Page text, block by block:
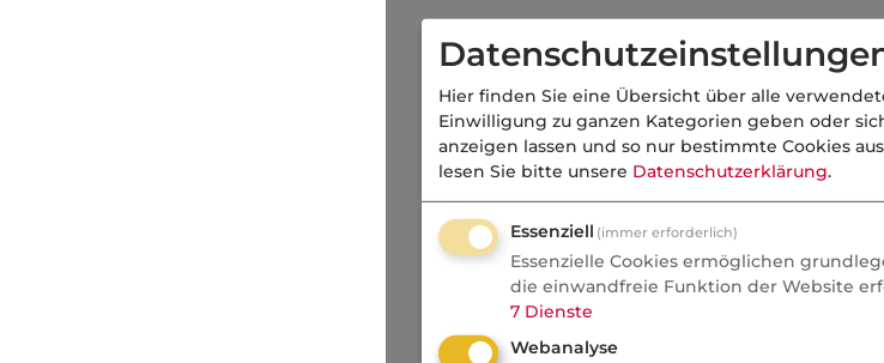
Hier finden Sie eine Übersicht über alle
Einwilligung zu ganzen Kategorien geben oder
anzeigen lassen und so nur bestimmte Cookies
lesen Sie bitte unsere Datenschutzerklärung.
Essenziell (immer erforderlich)
Essenzielle Cookies ermöglichen
die einwandfreie Funktion der Website
7 Dienste
Webanalyse